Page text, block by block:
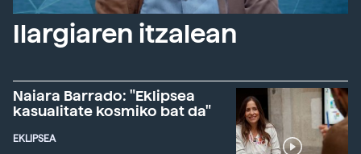
Ilargiaren itzalean
Naiara Barrado: "Eklipsea
kasualitate kosmiko bat da"
EKLIPSEA